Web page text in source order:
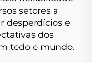
setores a
desperdícios e
dos
todo o mundo.